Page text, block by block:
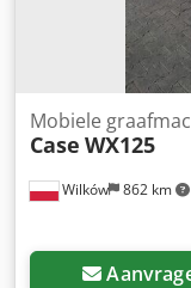
Wilków 862 km
Mobiele
Case WX125